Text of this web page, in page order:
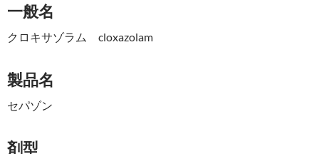
一般名
クロキサゾラム cloxazolam
製品名
セパゾン
剤型